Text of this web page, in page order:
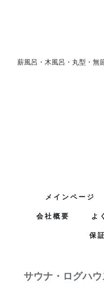
薪風呂・木風呂・丸型・無
メインページ
会社概要 よ
保
サウナ・ログハ